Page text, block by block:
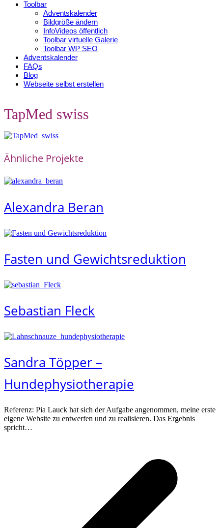
Toolbar
Adventskalender
Bildgröße ändern
InfoVideos öffentlich
Toolbar virtuelle Galerie
Toolbar WP SEO
Adventskalender
FAQs
Blog
Webseite selbst erstellen
TapMed swiss
Ähnliche Projekte
Alexandra Beran
Fasten und Gewichtsreduktion
Sebastian Fleck
Sandra Töpper –
Hundephysiotherapie
Referenz: Pia Lauck hat sich der Aufgabe angenommen, meine erste
eigene Website zu entwerfen und zu realisieren. Das Ergebnis
spricht…